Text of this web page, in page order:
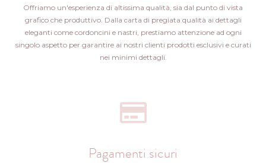
Offriamo un'esperienza di altissima qualità, sia dal punto di vista
grafico che produttivo. Dalla carta di pregiata qualità ai dettagli
eleganti come cordoncini e nastri, prestiamo attenzione ad ogni
singolo aspetto per garantire ai nostri clienti prodotti esclusivi e curati
nei minimi dettagli.
Pagamenti sicuri